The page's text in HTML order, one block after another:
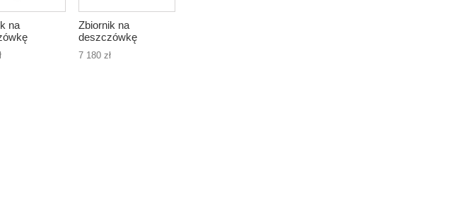
na
Slim 5500l,
Zbiornik na
deszczówkę
EcoLine Slim 6500l,
płaski
7 180 zł